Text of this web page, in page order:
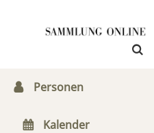
Personen
Kalender